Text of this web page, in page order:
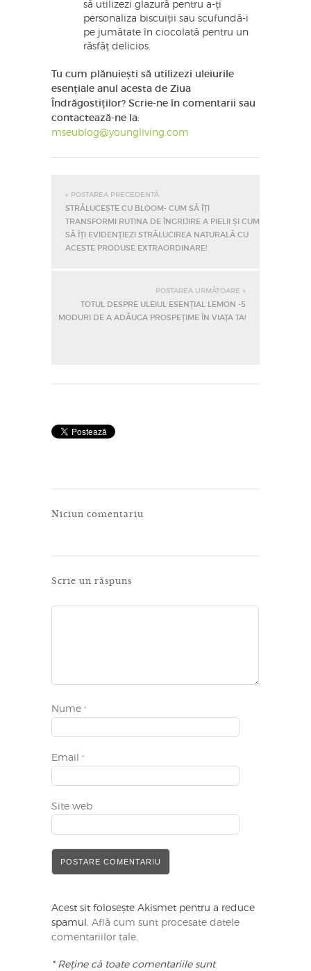
să utilizezi glazură pentru a-ți
personaliza biscuiții sau scufundă-i
pe jumătate în ciocolată pentru un
răsfăț delicios.
Tu cum plănuiești să utilizezi uleiurile
esențiale anul acesta de Ziua
Îndrăgostiților? Scrie-ne în comentarii sau
contactează-ne la:
mseublog@youngliving.com
« POSTAREA PRECEDENTĂ
STRĂLUCEȘTE CU BLOOM- CUM SĂ ÎȚI
TRANSFORMI RUTINA DE ÎNGRIJIRE A PIELII ȘI CUM
SĂ ÎȚI EVIDENȚIEZI STRĂLUCIREA NATURALĂ CU
ACESTE PRODUSE EXTRAORDINARE!
POSTAREA URMĂTOARE »
TOTUL DESPRE ULEIUL ESENȚIAL LEMON -5
MODURI DE A ADĂUGA PROSPEȚIME ÎN VIAȚA TA!
Niciun comentariu
Scrie un răspuns
Nume *
Email *
Site web
Acest sit folosește Akismet pentru a reduce
spamul. Află cum sunt procesate datele
comentariilor tale.
* Reține că toate comentariile sunt